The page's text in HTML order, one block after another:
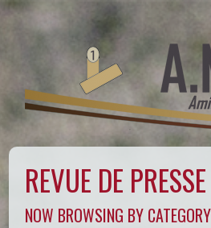
REVUE DE PRESSE
NOW BROWSING BY CATEGORY